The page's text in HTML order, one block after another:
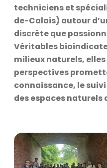
techniciens et
de-Calais) autour
discrète que
Véritables
milieux naturels,
perspectives
connaissance, le
des espaces naturels